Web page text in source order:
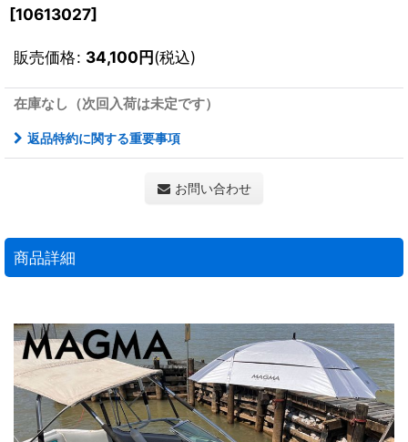
[10613027]
販売価格: 34,100円(税込)
在庫なし（次回入荷は未定です）
返品特約に関する重要事項
お問い合わせ
商品詳細